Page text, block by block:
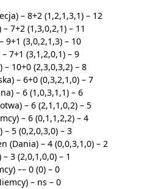
– 8+2 (1,2,1,3,1) – 12
7+2 (1,3,0,2,1) – 11
9+1 (3,0,2,1,3) – 10
7+1 (3,1,2,0,1) – 9
10+0 (2,3,0,3,2) – 8
– 6+0 (0,3,2,1,0) – 7
– 6 (1,0,3,1,1) – 6
– 6 (2,1,1,0,2) – 5
– 6 (0,1,1,2,2) – 4
5 (0,2,0,3,0) – 3
(Dania) – 4 (0,0,3,1,0) – 2
3 (2,0,1,0,0) – 1
–– 0 (0) – 0
– ns – 0